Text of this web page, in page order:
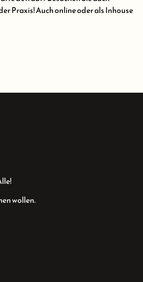
Praxis! Auch online oder als Inhouse
wollen.